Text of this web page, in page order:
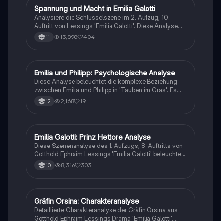
Charakterentwicklung.
Deutsch
Spannung und Macht in Emilia Galotti
Analysiere die Schlüsselszene im 2. Aufzug, 10.
Auftritt von Lessings 'Emilia Galotti'. Diese Analyse
beleuchtet die Konflikte zwischen Adel und
Bürgertum, die Charaktere Marinelli und Appiani sowie
dramatischen Auseinandersetzung thematisiert.
11 13,898 404
Deutsch
Emilia und Philipp: Psychologische Analyse
Diese Analyse beleuchtet die komplexe Beziehung
zwischen Emilia und Philipp in 'Tauben im Gras'. Es
werden zentrale Themen wie Selbstzweifel, materielle
Verluste und psychische Konflikte behandelt. Die
nachkriegsdeutscher Literatur und Charakteranalysen
beschäftigen.
12 2,168 19
Deutsch
Emilia Galotti: Prinz Hettore Analyse
Diese Szenenanalyse des 1. Aufzugs, 8. Auftritts von
Gotthold Ephraim Lessings 'Emilia Galotti' beleuchtet
die komplexe Charakterisierung des Prinzen Hettore
Gonzaga. Im Kontext der Aufklärung wird sein
psychologischen Motive des Prinzen, die für das
Verständnis des gesamten Dramas entscheidend
10 8,316 303
Deutsch
Gräfin Orsina: Charakteranalyse
Detaillierte Charakteranalyse der Gräfin Orsina aus
Gotthold Ephraim Lessings Drama 'Emilia Galotti'.